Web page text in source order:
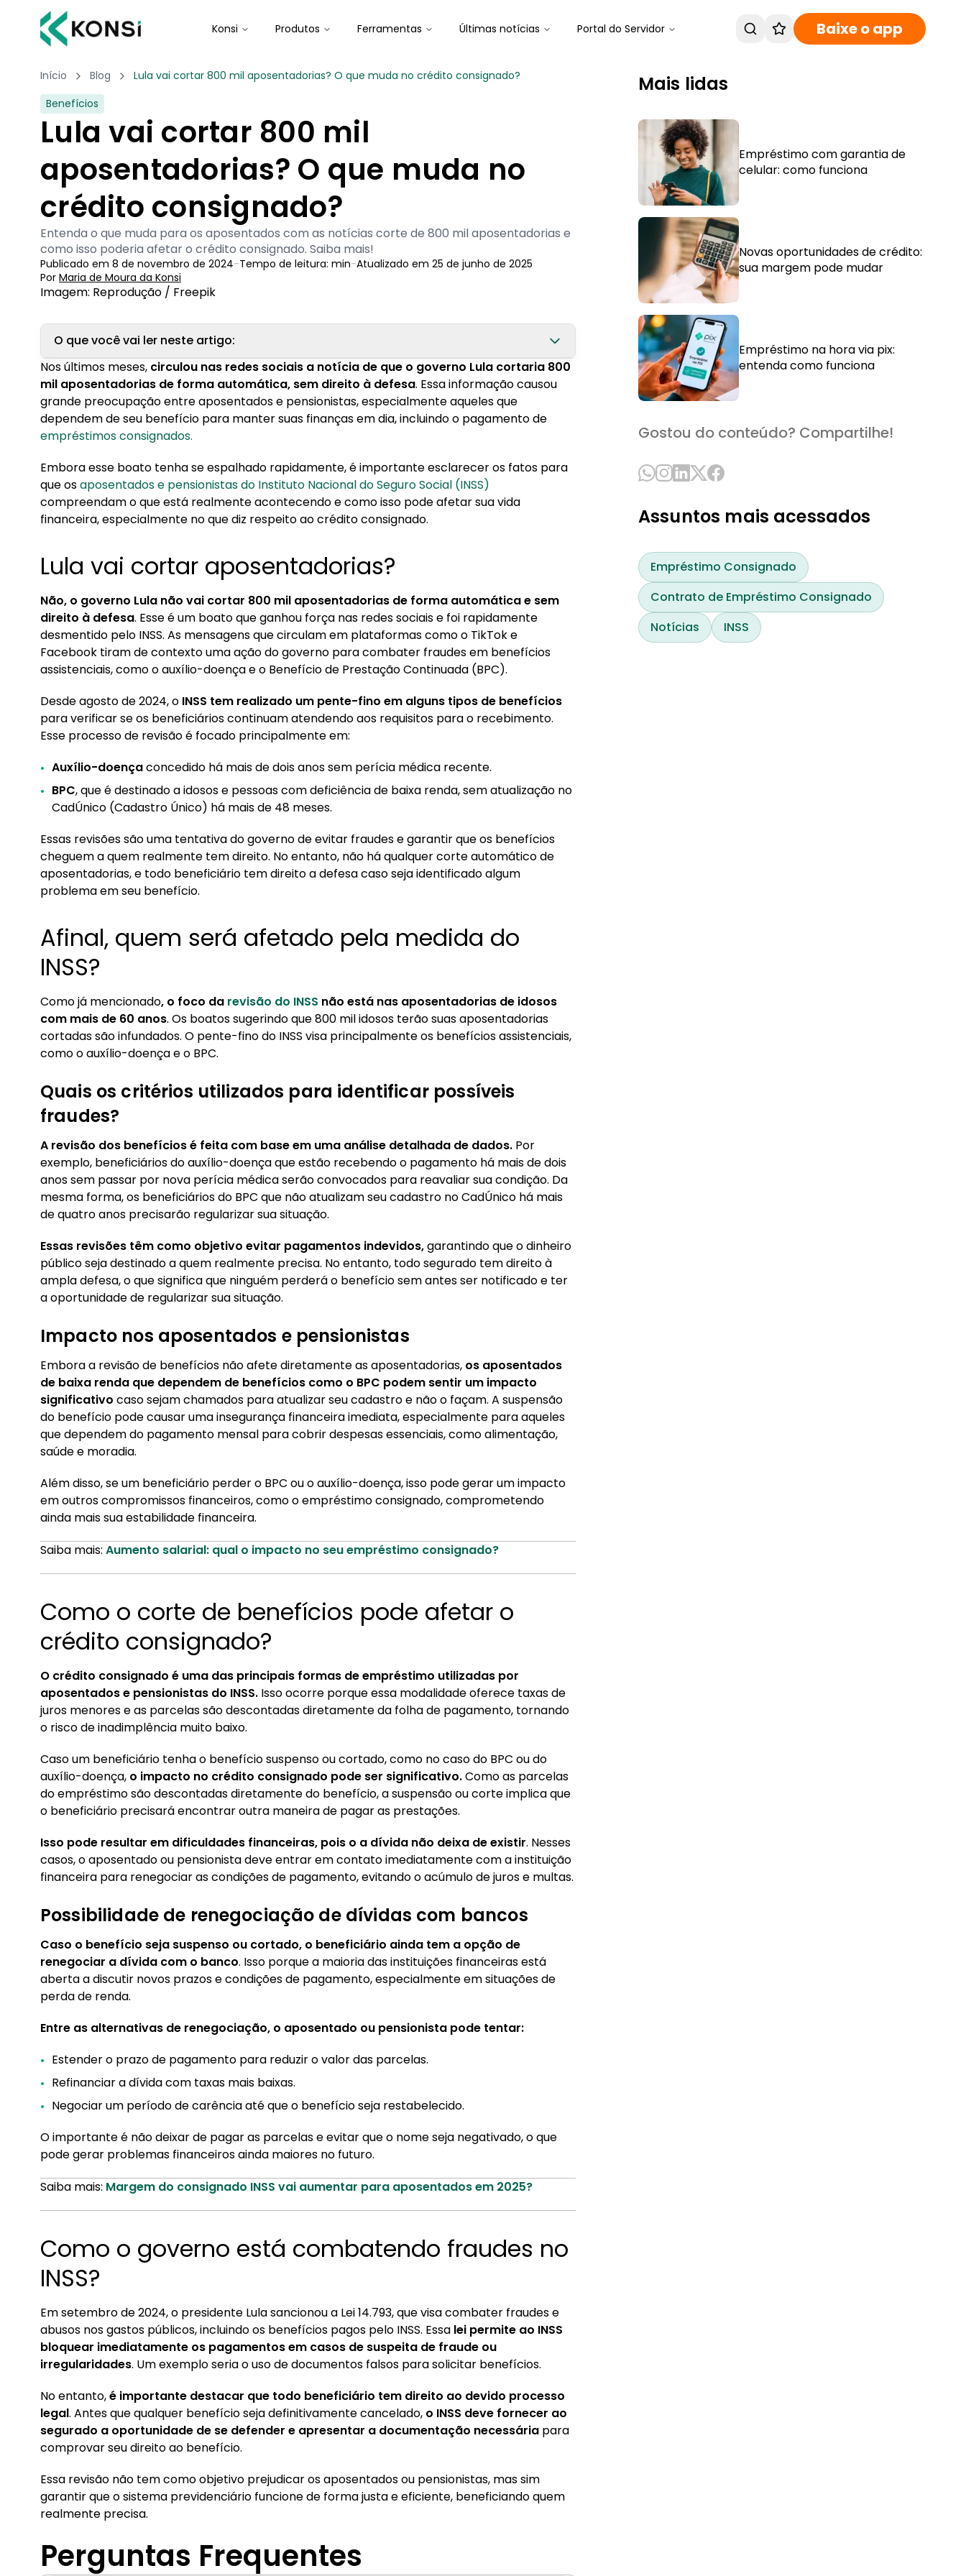
Konsi Produtos Ferramentas Últimas notícias Portal do Servidor Baixe o app
Início Blog
Lula vai cortar 800 mil aposentadorias? O que muda no crédito consignado?
Benefícios
Lula vai cortar 800 mil
aposentadorias? O que muda no
crédito consignado?
Entenda o que muda para os aposentados com as notícias corte de 800 mil aposentadorias e
como isso poderia afetar o crédito consignado. Saiba mais!
Publicado em 8 de novembro de 2024-Tempo de leitura: min-Atualizado em 25 de junho de 2025
Por Maria de Moura da Konsi
Imagem: Reprodução / Freepik
O que você vai ler neste artigo:
1. Lula vai cortar aposentadorias?
2. Afinal, quem será afetado pela medida do INSS?
2.1. Quais os critérios utilizados para identificar possíveis fraudes?
3. Como o corte de benefícios pode afetar o crédito consignado?
3.1. Possibilidade de renegociação de dívidas com bancos
Nos últimos meses, circulou nas redes sociais a notícia de que o governo Lula cortaria 800
mil aposentadorias de forma automática, sem direito à defesa. Essa informação causou
grande preocupação entre aposentados e pensionistas, especialmente aqueles que
dependem de seu benefício para manter suas finanças em dia, incluindo o pagamento de
empréstimos consignados.
Embora esse boato tenha se espalhado rapidamente, é importante esclarecer os fatos para
que osaposentados e pensionistas do Instituto Nacional do Seguro Social (INSS)
compreendam o que está realmente acontecendo e como isso pode afetar sua vida
financeira, especialmente no que diz respeito ao crédito consignado.
Lula vai cortar aposentadorias?
Não, o governo Lula não vai cortar 800 mil aposentadorias de forma automática e sem
direito à defesa. Esse é um boato que ganhou força nas redes sociais e foi rapidamente
desmentido pelo INSS. As mensagens que circulam em plataformas como o TikTok e
Facebook tiram de contexto uma ação do governo para combater fraudes em benefícios
assistenciais, como o auxílio-doença e o Benefício de Prestação Continuada (BPC).
Desde agosto de 2024, o INSS tem realizado um pente-fino em alguns tipos de benefícios
para verificar se os beneficiários continuam atendendo aos requisitos para o recebimento.
Esse processo de revisão é focado principalmente em:
Auxílio-doençaconcedido há mais de dois anos sem perícia médica recente.
BPC, que é destinado a idosos e pessoas com deficiência de baixa renda, sem atualização no
CadÚnico (Cadastro Único) há mais de 48 meses.
Essas revisões são uma tentativa do governo de evitar fraudes e garantir que os benefícios
cheguem a quem realmente tem direito. No entanto, não há qualquer corte automático de
aposentadorias, e todo beneficiário tem direito a defesa caso seja identificado algum
problema em seu benefício.
Afinal, quem será afetado pela medida do
INSS?
Como já mencionado, o foco da revisão do INSS não está nas aposentadorias de idosos
com mais de 60 anos. Os boatos sugerindo que 800 mil idosos terão suas aposentadorias
cortadas são infundados. O pente-fino do INSS visa principalmente os benefícios assistenciais,
como o auxílio-doença e o BPC.
Quais os critérios utilizados para identificar possíveis
fraudes?
A revisão dos benefícios é feita com base em uma análise detalhada de dados. Por
exemplo, beneficiários do auxílio-doença que estão recebendo o pagamento há mais de dois
anos sem passar por nova perícia médica serão convocados para reavaliar sua condição. Da
mesma forma, os beneficiários do BPC que não atualizam seu cadastro no CadÚnico há mais
de quatro anos precisarão regularizar sua situação.
Essas revisões têm como objetivo evitar pagamentos indevidos,garantindo que o dinheiro
público seja destinado a quem realmente precisa. No entanto, todo segurado tem direito à
ampla defesa, o que significa que ninguém perderá o benefício sem antes ser notificado e ter
a oportunidade de regularizar sua situação.
Impacto nos aposentados e pensionistas
Embora a revisão de benefícios não afete diretamente as aposentadorias, os aposentados
de baixa renda que dependem de benefícios como o BPC podem sentir um impacto
significativo caso sejam chamados para atualizar seu cadastro e não o façam. A suspensão
do benefício pode causar uma insegurança financeira imediata, especialmente para aqueles
que dependem do pagamento mensal para cobrir despesas essenciais, como alimentação,
saúde e moradia.
Além disso, se um beneficiário perder o BPC ou o auxílio-doença, isso pode gerar um impacto
em outros compromissos financeiros, como o empréstimo consignado, comprometendo
ainda mais sua estabilidade financeira.
Saiba mais: Aumento salarial: qual o impacto no seu empréstimo consignado?
Como o corte de benefícios pode afetar o
crédito consignado?
O crédito consignado é uma das principais formas de empréstimo utilizadas por
aposentados e pensionistas do INSS. Isso ocorre porque essa modalidade oferece taxas de
juros menores e as parcelas são descontadas diretamente da folha de pagamento, tornando
o risco de inadimplência muito baixo.
Caso um beneficiário tenha o benefício suspenso ou cortado, como no caso do BPC ou do
auxílio-doença, o impacto no crédito consignado pode ser significativo.Como as parcelas
do empréstimo são descontadas diretamente do benefício, a suspensão ou corte implica que
o beneficiário precisará encontrar outra maneira de pagar as prestações.
Isso pode resultar em dificuldades financeiras, pois o a dívida não deixa de existir. Nesses
casos, o aposentado ou pensionista deve entrar em contato imediatamente com a instituição
financeira para renegociar as condições de pagamento, evitando o acúmulo de juros e multas.
Possibilidade de renegociação de dívidas com bancos
Caso o benefício seja suspenso ou cortado, o beneficiário ainda tem a opção de
renegociar a dívida com o banco. Isso porque a maioria das instituições financeiras está
aberta a discutir novos prazos e condições de pagamento, especialmente em situações de
perda de renda.
Entre as alternativas de renegociação, o aposentado ou pensionista pode tentar:
Estender o prazo de pagamento para reduzir o valor das parcelas.
Refinanciar a dívida com taxas mais baixas.
Negociar um período de carência até que o benefício seja restabelecido.
O importante é não deixar de pagar as parcelas e evitar que o nome seja negativado, o que
pode gerar problemas financeiros ainda maiores no futuro.
Saiba mais: Margem do consignado INSS vai aumentar para aposentados em 2025?
Como o governo está combatendo fraudes no
INSS?
Em setembro de 2024, o presidente Lula sancionou a Lei 14.793, que visa combater fraudes e
abusos nos gastos públicos, incluindo os benefícios pagos pelo INSS. Essa lei permite ao INSS
bloquear imediatamente os pagamentos em casos de suspeita de fraude ou
irregularidades. Um exemplo seria o uso de documentos falsos para solicitar benefícios.
No entanto,é importante destacar que todo beneficiário tem direito ao devido processo
legal. Antes que qualquer benefício seja definitivamente cancelado, o INSS deve fornecer ao
segurado a oportunidade de se defender e apresentar a documentação necessária para
comprovar seu direito ao benefício.
Essa revisão não tem como objetivo prejudicar os aposentados ou pensionistas, mas sim
garantir que o sistema previdenciário funcione de forma justa e eficiente, beneficiando quem
realmente precisa.
Perguntas Frequentes
Mais lidas
Empréstimo com garantia de
celular: como funciona
Novas oportunidades de crédito:
sua margem pode mudar
Empréstimo na hora via pix:
entenda como funciona
Gostou do conteúdo? Compartilhe!
Assuntos mais acessados
Empréstimo Consignado
Contrato de Empréstimo Consignado
Notícias
INSS